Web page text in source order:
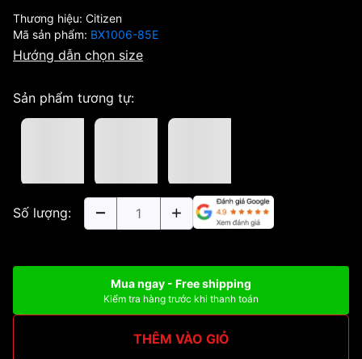
Thương hiệu: Citizen
Mã sản phẩm: BX1006-85E
Hướng dẫn chọn size
Sản phẩm tương tự:
Số lượng:
Mua ngay - Free shipping
Kiểm tra hàng trước khi thanh toán
THÊM VÀO GIỎ